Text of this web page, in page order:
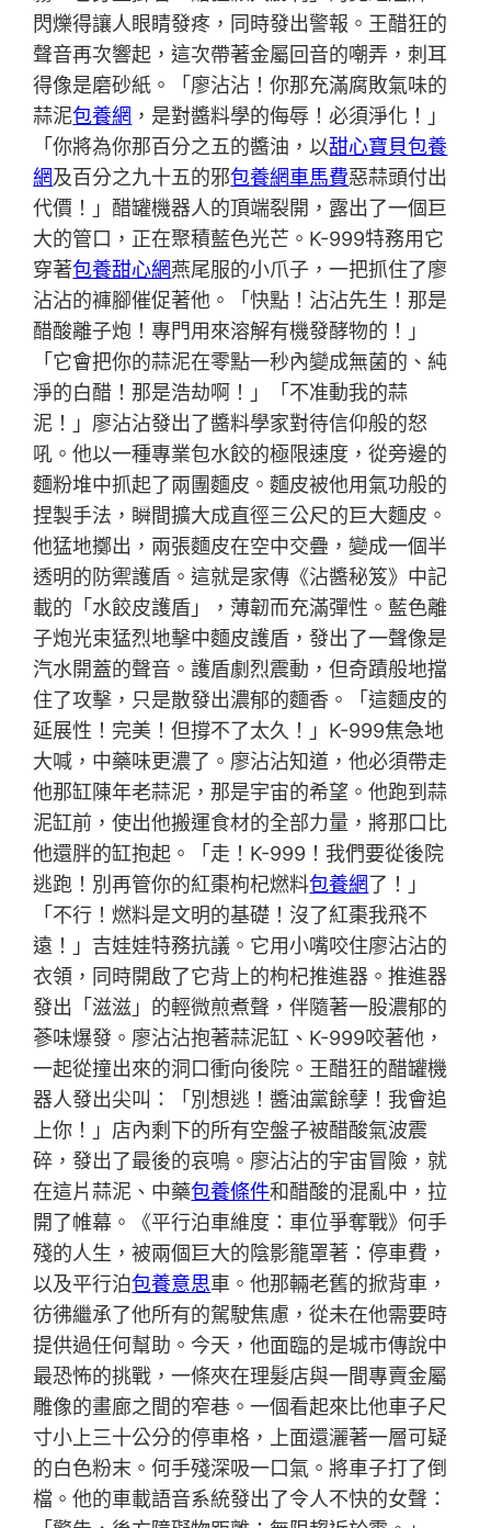
閃爍得讓人眼睛發疼，同時發出警報。王醋狂的
聲音再次響起，這次帶著金屬回音的嘲弄，刺耳
得像是磨砂紙。「廖沾沾！你那充滿腐敗氣味的
蒜泥包養網 ，是對醬料學的侮辱！必須淨化！」
「你將為你那百分之五的醬油，以甜心寶貝包養
網及百分之九十五的邪包養網車馬費惡蒜頭付出
代價！」醋罐機器人的頂端裂開，露出了一個巨
大的管口，正在聚積藍色光芒。K-999特務用它
穿著包養甜心網燕尾服的小爪子，一把抓住了廖
沾沾的褲腳催促著他。「快點！沾沾先生！那是
醋酸離子炮！專門用來溶解有機發酵物的！」
「它會把你的蒜泥在零點一秒內變成無菌的、純
淨的白醋！那是浩劫啊！」「不准動我的蒜
泥！」廖沾沾發出了醬料學家對待信仰般的怒
吼。他以一種專業包水餃的極限速度，從旁邊的
麵粉堆中抓起了兩團麵皮。麵皮被他用氣功般的
捏製手法，瞬間擴大成直徑三公尺的巨大麵皮。
他猛地擲出，兩張麵皮在空中交疊，變成一個半
透明的防禦護盾。這就是家傳《沾醬秘笈》中記
載的「水餃皮護盾」，薄韌而充滿彈性。藍色離
子炮光束猛烈地擊中麵皮護盾，發出了一聲像是
汽水開蓋的聲音。護盾劇烈震動，但奇蹟般地擋
住了攻擊，只是散發出濃郁的麵香。「這麵皮的
延展性！完美！但撐不了太久！」K-999焦急地
大喊，中藥味更濃了。廖沾沾知道，他必須帶走
他那缸陳年老蒜泥，那是宇宙的希望。他跑到蒜
泥缸前，使出他搬運食材的全部力量，將那口比
他還胖的缸抱起。「走！K-999！我們要從後院
逃跑！別再管你的紅棗枸杞燃料包養網了！」
「不行！燃料是文明的基礎！沒了紅棗我飛不
遠！」吉娃娃特務抗議。它用小嘴咬住廖沾沾的
衣領，同時開啟了它背上的枸杞推進器。推進器
發出「滋滋」的輕微煎煮聲，伴隨著一股濃郁的
蔘味爆發。廖沾沾抱著蒜泥缸、K-999咬著他，
一起從撞出來的洞口衝向後院。王醋狂的醋罐機
器人發出尖叫：「別想逃！醬油黨餘孽！我會追
上你！」店內剩下的所有空盤子被醋酸氣波震
碎，發出了最後的哀鳴。廖沾沾的宇宙冒險，就
在這片蒜泥、中藥包養條件和醋酸的混亂中，拉
開了帷幕。《平行泊車維度：車位爭奪戰》何手
殘的人生，被兩個巨大的陰影籠罩著：停車費，
以及平行泊包養意思車。他那輛老舊的掀背車，
彷彿繼承了他所有的駕駛焦慮，從未在他需要時
提供過任何幫助。今天，他面臨的是城市傳說中
最恐怖的挑戰，一條夾在理髮店與一間專賣金屬
雕像的畫廊之間的窄巷。一個看起來比他車子尺
寸小上三十公分的停車格，上面還灑著一層可疑
的白色粉末。何手殘深吸一口氣。將車子打了倒
檔。他的車載語音系統發出了令人不快的女聲：